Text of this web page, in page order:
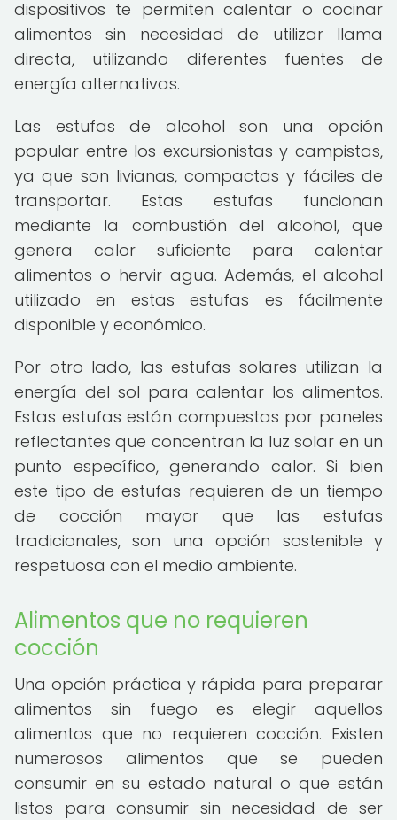
dispositivos te permiten calentar o cocinar
alimentos sin necesidad de utilizar llama
directa, utilizando diferentes fuentes de
energía alternativas.
Las estufas de alcohol son una opción
popular entre los excursionistas y campistas,
ya que son livianas, compactas y fáciles de
transportar. Estas estufas funcionan
mediante la combustión del alcohol, que
genera calor suficiente para calentar
alimentos o hervir agua. Además, el alcohol
utilizado en estas estufas es fácilmente
disponible y económico.
Por otro lado, las estufas solares utilizan la
energía del sol para calentar los alimentos.
Estas estufas están compuestas por paneles
reflectantes que concentran la luz solar en un
punto específico, generando calor. Si bien
este tipo de estufas requieren de un tiempo
de cocción mayor que las estufas
tradicionales, son una opción sostenible y
respetuosa con el medio ambiente.
Alimentos que no requieren
cocción
Una opción práctica y rápida para preparar
alimentos sin fuego es elegir aquellos
alimentos que no requieren cocción. Existen
numerosos alimentos que se pueden
consumir en su estado natural o que están
listos para consumir sin necesidad de ser